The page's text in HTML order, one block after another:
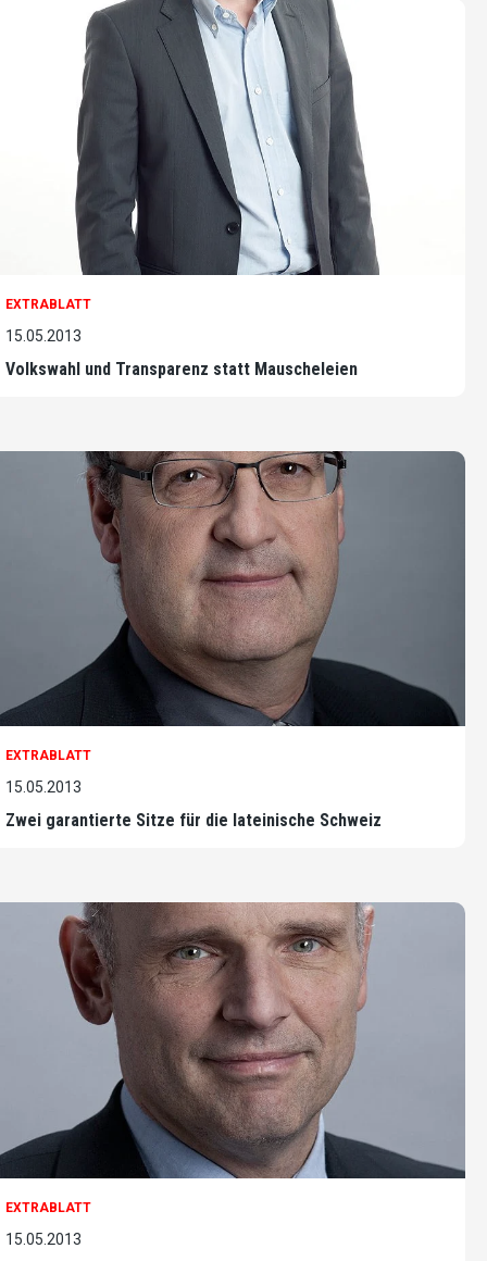
EXTRABLATT
15.05.2013
Volkswahl und Transparenz statt Mauscheleien
EXTRABLATT
15.05.2013
Zwei garantierte Sitze für die lateinische Schweiz
EXTRABLATT
15.05.2013